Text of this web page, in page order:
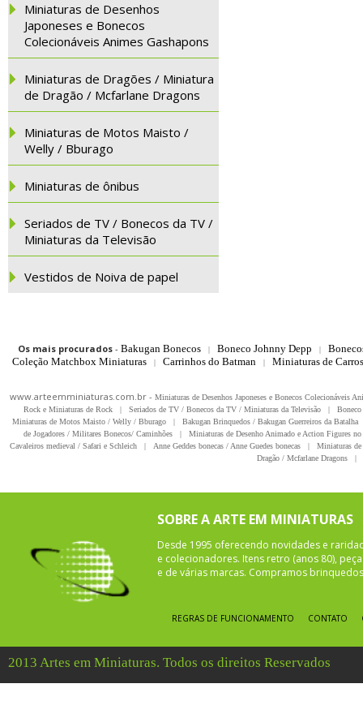
Miniaturas de Desenhos
Japoneses e Bonecos
Colecionáveis Animes Gashapons
Miniaturas de Dragões / Miniatura
de Dragão / Mcfarlane Dragons
Miniaturas de Motos Maisto /
Welly / Bburago
Miniaturas de ônibus
Seriados de TV / Bonecos da TV /
Miniaturas da Televisão
Vestidos de Noiva de papel
Os mais procurados- Bakugan Bonecos | Boneco Johnny Depp |
Coleção Matchbox Miniaturas
| Carrinhos do Batman | Miniaturas de
www.arteemminiaturas.com.br - Miniaturas de Desenhos Japoneses e Bonecos Colecionáveis
Rock e Miniaturas de Rock
| Seriados de TV / Bonecos da TV / Miniaturas da Televisão |
Miniaturas de Motos Maisto / Welly / Bburago
| Bakugan Brinquedos / Bakugan Guerreiros da Batalha
de Jogadores / Militares Bonecos/ Caminhões
|
Miniaturas de Desenho Animado e Action Figures
Cavaleiros medieval / Safari e Schleich
| Anne Geddes bonecas / Anne Guedes bonecas |
Miniaturas
Dragão / Mcfarlane Dragons
|
SOBRE A ARTE EM MINIATURAS
Desde 1995 oferecendo novidades e
e colecionadores. Itens retro (anos 80),
e de várias marcas. Compramos
REGRAS DE FUNCIONAMENTO CONTATO
2013 Artes em Miniaturas. Todos os direitos Reservados